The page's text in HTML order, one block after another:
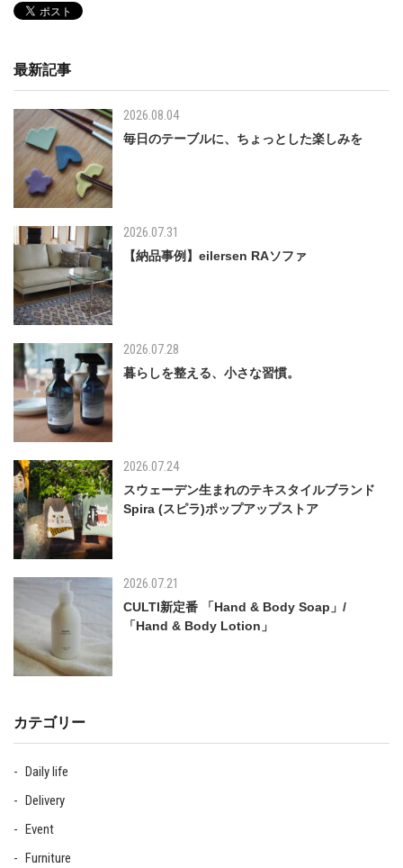
最新記事
2026.08.04
毎日のテーブルに、ちょっとした楽しみを
2026.07.31
【納品事例】eilersen RAソファ
2026.07.28
暮らしを整える、小さな習慣。
2026.07.24
スウェーデン生まれのテキスタイルブランド
Spira (スピラ)ポップアップストア
2026.07.21
CULTI新定番 「Hand & Body Soap」/
「Hand & Body Lotion」
カテゴリー
Daily life
Delivery
Event
Furniture